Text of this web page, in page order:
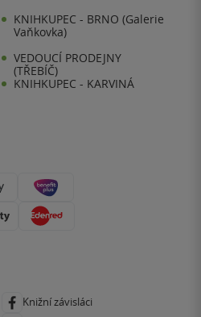
KNIHKUPEC - BRNO (Galerie
Vaňkovka)
VEDOUCÍ PRODEJNY
(TŘEBÍČ)
KNIHKUPEC - KARVINÁ
Knižní závisláci